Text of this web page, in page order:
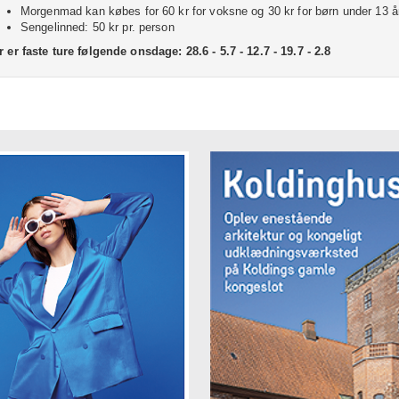
Morgenmad kan købes for 60 kr for voksne og 30 kr for børn under 13
Sengelinned: 50 kr pr. person
er faste ture følgende onsdage: 28.6 - 5.7 - 12.7 - 19.7 - 2.8